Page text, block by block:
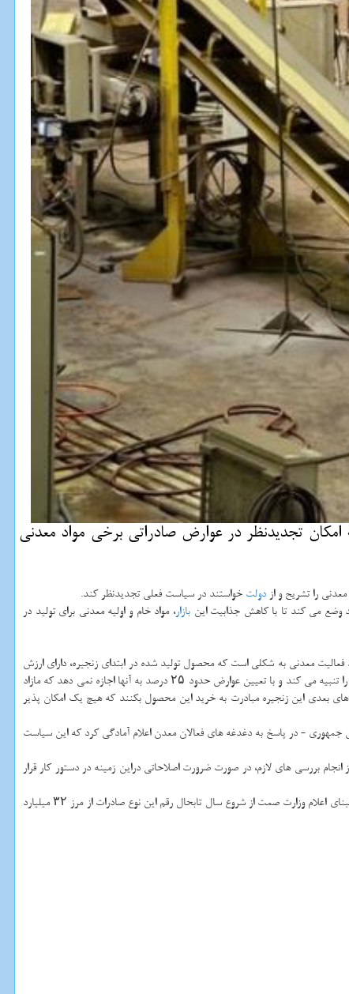
كشور اعلام نمود كه امكان تجدیدنظر در عوارض صادراتی برخی مواد معدنی
را تشریح و از دولت خواستند در سیاست فعلی تجدیدنظر كند.
بازار، مواد خام و اولیه معدنی برای تولید در
معدنی به شكلی است كه محصول تولید شده در ابتدای زنجیره، دارای ارزش
افزوده كمتری نسبت به حلقه دوم و به ترتیب حلقه های بعدی این زنجیره است. باتوجه به این مسئله، دولت با سیاست هایی كه اتخاذ كرده، تولیدكننده حلقه های اول این زنجیره را تنبیه می كند و با تعیین عوارض حدود ۲۵ درصد به آنها اجازه نمی دهد كه مازاد
های بعدی این زنجیره مبادرت به خرید این محصول بكنند كه هیچ یك امكان پذیر
جمهوری - در پاسخ به دغدغه های فعالان معدن اعلام آمادگی كرد كه این سیاست
بررسی های لازم، در صورت ضرورت اصلاحاتی دراین زمینه در دستور كار قرار
نفت تحت تاثیر تحریم های یك جانبه آمریكا، صادرات غیر نفتی به یكی از اصلی ترین راه های تامین نیاز ارزی كشور تبدیل گشته و برمبنای اعلام وزارت صمت از شروع سال تابحال رقم این نوع صادرات از مرز ۳۲ میلیارد